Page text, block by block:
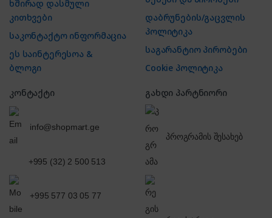
ხშირად დასმული
კითხვები
საკონტაქტო ინფორმაცია
ეს საინტერესოა &
ბლოგი
დაბრუნების/გაცვლის
პოლიტიკა
საგარანტიო პირობები
Cookie პოლიტიკა
კონტაქტი
info@shopmart.ge
+995 (32) 2 500 513
+995 577 03 05 77
გახდი პარტნიორი
პროგრამის შესახებ